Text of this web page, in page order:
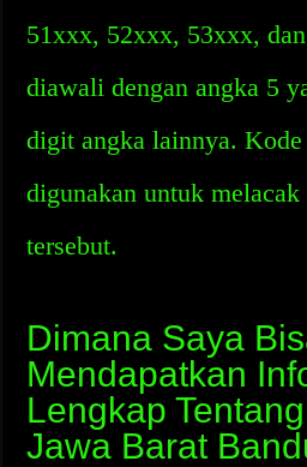
51xxx, 52xxx, 53xxx,
diawali dengan angka 5
digit angka lainnya.
digunakan untuk
tersebut.
Dimana Saya
Mendapatkan
Lengkap
Jawa Barat